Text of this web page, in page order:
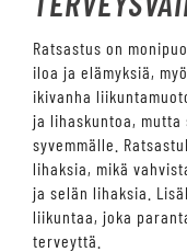
Ratsastus on
iloa ja elämyksiä,
ikivanha
ja lihaskuntoa, mutta
syvemmälle.
lihaksia, mikä
ja selän lihaksia.
liikuntaa, joka
terveyttä.